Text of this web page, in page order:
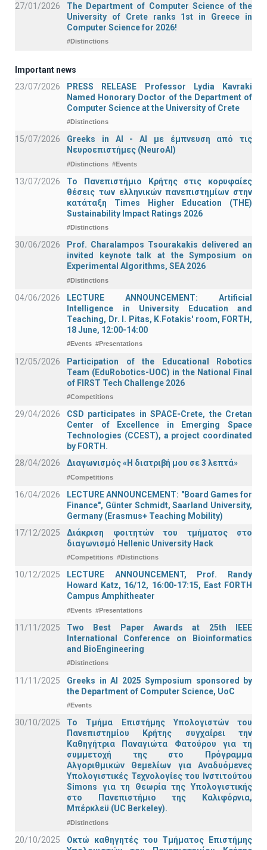
27/01/2026
The Department of Computer Science of the
University of Crete ranks 1st in Greece in
Computer Science for 2026!
#Distinctions
Important news
23/07/2026
PRESS RELEASE Professor Lydia Kavraki
Named Honorary Doctor of the Department of
Computer Science at the University of Crete
#Distinctions
15/07/2026
Greeks in AI - ΑΙ με έμπνευση από τις
Νευροεπιστήμες (NeuroAI)
#Distinctions #Events
13/07/2026
Το Πανεπιστήμιο Κρήτης στις κορυφαίες
θέσεις των ελληνικών πανεπιστημίων στην
κατάταξη Times Higher Education (ΤΗΕ)
Sustainability Impact Ratings 2026
#Distinctions
30/06/2026
Prof. Charalampos Tsourakakis delivered an
invited keynote talk at the Symposium on
Experimental Algorithms, SEA 2026
#Distinctions
04/06/2026
LECTURE ANNOUNCEMENT: Artificial
Intelligence in University Education and
Teaching, Dr. I. Pitas, K.Fotakis' room, FORTH,
18 June, 12:00-14:00
#Events #Presentations
12/05/2026
Participation of the Educational Robotics
Team (EduRobotics-UOC) in the National Final
of FIRST Tech Challenge 2026
#Competitions
29/04/2026
CSD participates in SPACE-Crete, the Cretan
Center of Excellence in Emerging Space
Technologies (CCEST), a project coordinated
by FORTH.
28/04/2026
Διαγωνισμός «Η διατριβή μου σε 3 λεπτά»
#Competitions
16/04/2026
LECTURE ANNOUNCEMENT: "Board Games for
Finance", Günter Schmidt, Saarland University,
Germany (Erasmus+ Teaching Mobility)
17/12/2025
Διάκριση φοιτητών του τμήματος στο
διαγωνισμό Hellenic University Hack
#Competitions #Distinctions
10/12/2025
LECTURE ANNOUNCEMENT, Prof. Randy
Howard Katz, 16/12, 16:00-17:15, East FORTH
Campus Amphitheater
#Events #Presentations
11/11/2025
Two Best Paper Awards at 25th IEEE
International Conference on Bioinformatics
and BioEngineering
#Distinctions
11/11/2025
Greeks in AI 2025 Symposium sponsored by
the Department of Computer Science, UoC
#Events
30/10/2025
Το Τμήμα Επιστήμης Υπολογιστών του
Πανεπιστημίου Κρήτης συγχαίρει την
Καθηγήτρια Παναγιώτα Φατούρου για τη
συμμετοχή της στο Πρόγραμμα
Αλγοριθμικών Θεμελίων για Αναδυόμενες
Υπολογιστικές Τεχνολογίες του Ινστιτούτου
Simons για τη Θεωρία της Υπολογιστικής
στο Πανεπιστήμιο της Καλιφόρνια,
Μπέρκλεϋ (UC Berkeley).
#Distinctions
20/10/2025
Οκτώ καθηγητές του Τμήματος Επιστήμης